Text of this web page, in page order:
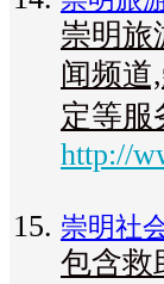
崇明旅
闻频道
定等服
http://
崇明社
包含救